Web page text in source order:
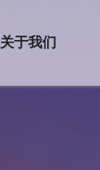
关于我们